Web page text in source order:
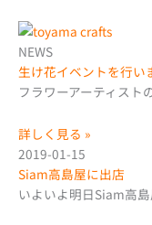
NEWS
生け花イベントを行い
フラワーアーティスト
詳しく見る »
2019-01-15
Siam高島屋に出店
いよいよ明日Siam高